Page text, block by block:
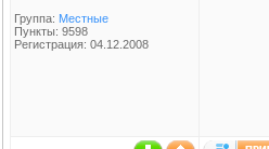
Группа: Местные
Пункты: 9598
Регистрация: 04.12.2008